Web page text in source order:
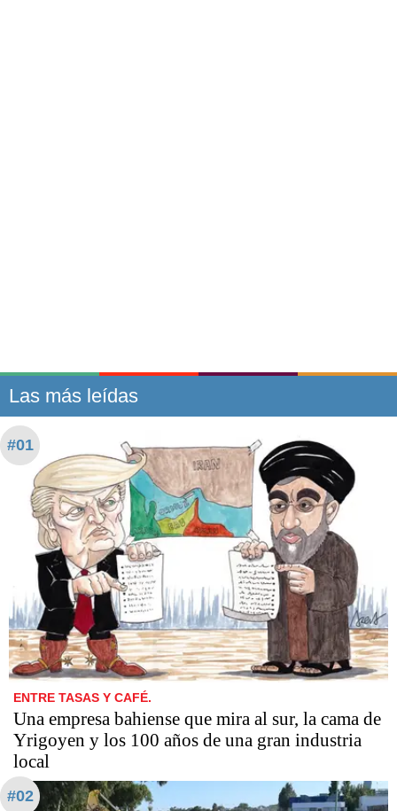
Las más leídas
#01
ENTRE TASAS Y CAFÉ.
Una empresa bahiense que mira al sur, la cama de
Yrigoyen y los 100 años de una gran industria
local
#02